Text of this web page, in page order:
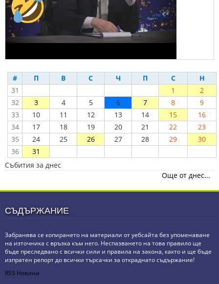
# П В С Ч П С
Н
31
1
2
32
3 4 5 6 7 8
9
33
10 11 12 13 14 15
16
34
17 18 19 20 21 22
23
35
24 25 26 27 28 29
30
36
31
Събития за днес
Още от днес...
СЪДЪРЖАНИЕ
Забранява се копирането на материали от уебсайта без упоменаване
на източника с връзка към него. Неспазването на това правило ще
бъде преследвано с всички сили и правила на закона, както и ще бъде
изпратен репорт до всички търсачки за откраднато съдържание!
RSS Новини